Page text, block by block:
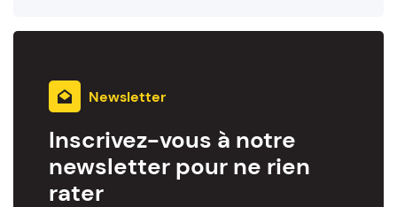
Newsletter
Inscrivez-vous à notre
newsletter pour ne rien
rater